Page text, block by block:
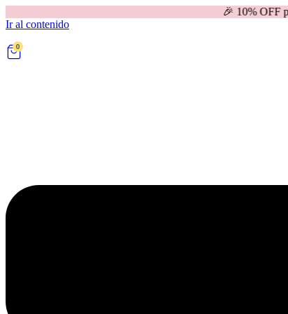
🎉 10% OFF primera
Ir al contenido
0